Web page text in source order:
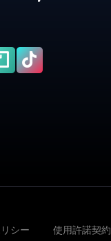
シー 使用許諾契約